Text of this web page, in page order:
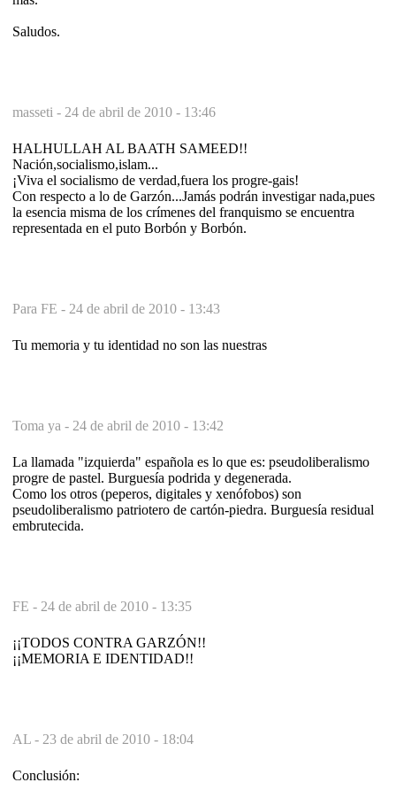
Saludos.
masseti - 24 de abril de 2010 - 13:46
HALHULLAH AL BAATH SAMEED!!
Nación,socialismo,islam...
¡Viva el socialismo de verdad,fuera los progre-gais!
Con respecto a lo de Garzón...Jamás podrán investigar nada,pues
la esencia misma de los crímenes del franquismo se encuentra
representada en el puto Borbón y Borbón.
Para FE - 24 de abril de 2010 - 13:43
Tu memoria y tu identidad no son las nuestras
Toma ya - 24 de abril de 2010 - 13:42
La llamada "izquierda" española es lo que es: pseudoliberalismo
progre de pastel. Burguesía podrida y degenerada.
Como los otros (peperos, digitales y xenófobos) son
pseudoliberalismo patriotero de cartón-piedra. Burguesía residual
embrutecida.
FE - 24 de abril de 2010 - 13:35
¡¡TODOS CONTRA GARZÓN!!
¡¡MEMORIA E IDENTIDAD!!
AL - 23 de abril de 2010 - 18:04
Conclusión: